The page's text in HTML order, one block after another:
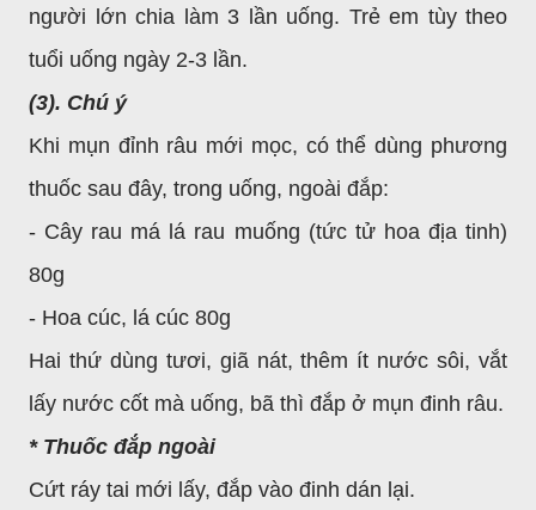
người lớn chia làm 3 lần uống. Trẻ em tùy theo
tuổi uống ngày 2-3 lần.
(3). Chú ý
Khi mụn đỉnh râu mới mọc, có thể dùng phương
thuốc sau đây, trong uống, ngoài đắp:
- Cây rau má lá rau muống (tức tử hoa địa tinh)
80g
- Hoa cúc, lá cúc 80g
Hai thứ dùng tươi, giã nát, thêm ít nước sôi, vắt
lấy nước cốt mà uống, bã thì đắp ở mụn đinh râu.
* Thuốc đắp ngoài
Cứt ráy tai mới lấy, đắp vào đinh dán lại.